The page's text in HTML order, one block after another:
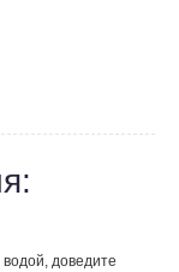
доведите